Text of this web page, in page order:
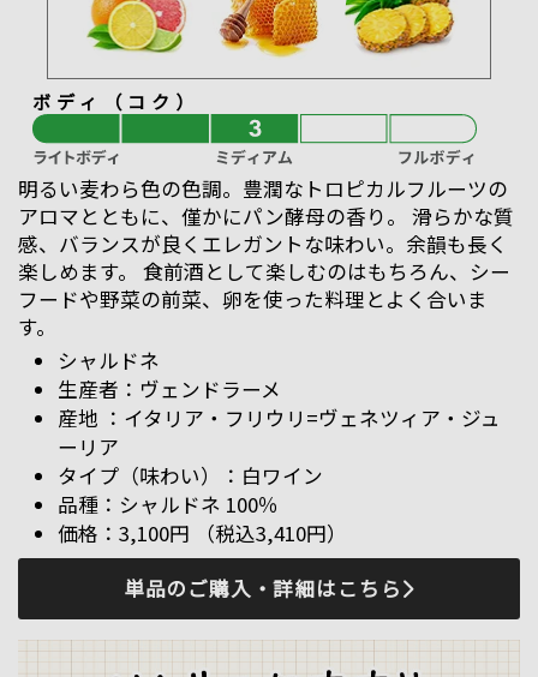
ボディ（コク）
明るい麦わら色の色調。豊潤なトロピカルフルーツの
アロマとともに、僅かにパン酵母の香り。 滑らかな質
感、バランスが良くエレガントな味わい。余韻も長く
楽しめます。 食前酒として楽しむのはもちろん、シー
フードや野菜の前菜、卵を使った料理とよく合いま
す。
シャルドネ
ヴェンドラーメ
イタリア・フリウリ=ヴェネツィア・ジュ
ーリア
白ワイン
シャルドネ 100％
3,100円 （税込3,410円）
単品のご購入・詳細はこちら